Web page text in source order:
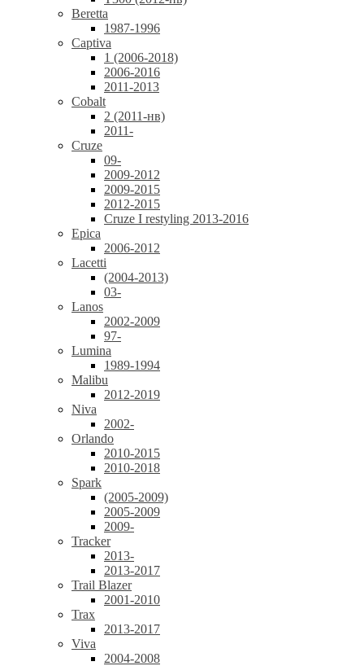
Beretta
1987-1996
Captiva
1 (2006-2018)
2006-2016
2011-2013
Cobalt
2 (2011-нв)
2011-
Cruze
09-
2009-2012
2009-2015
2012-2015
Cruze I restyling 2013-2016
Epica
2006-2012
Lacetti
(2004-2013)
03-
Lanos
2002-2009
97-
Lumina
1989-1994
Malibu
2012-2019
Niva
2002-
Orlando
2010-2015
2010-2018
Spark
(2005-2009)
2005-2009
2009-
Tracker
2013-
2013-2017
Trail Blazer
2001-2010
Trax
2013-2017
Viva
2004-2008